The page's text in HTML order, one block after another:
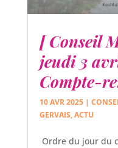
[ Conseil
jeudi 3
Compte-
10 AVR 2025|
GERVAIS,ACTU
Ordre du jour du